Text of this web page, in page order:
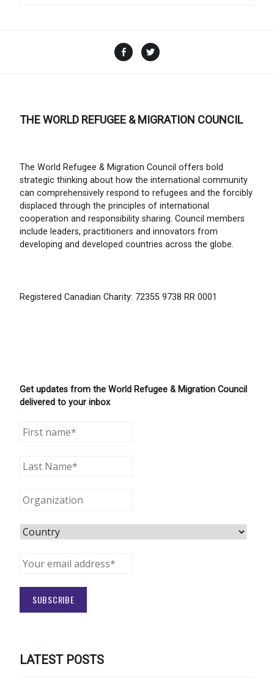
Facebook
THE WORLD REFUGEE & MIGRATION COUNCIL
The World Refugee & Migration Council offers bold
strategic thinking about how the international community
can comprehensively respond to refugees and the forcibly
displaced through the principles of international
cooperation and responsibility sharing. Council members
include leaders, practitioners and innovators from
developing and developed countries across the globe.
Registered Canadian Charity: 72355 9738 RR 0001
Get updates from the World Refugee & Migration Council
delivered to your inbox
LATEST POSTS